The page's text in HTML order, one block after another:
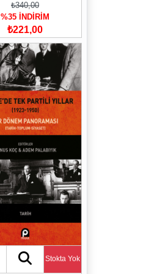
₺340,00
%35 İNDİRİM
₺221,00
Stokta Yok